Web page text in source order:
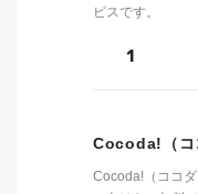
ビスです。
1
Cocoda!（コ
Cocoda!（ココ